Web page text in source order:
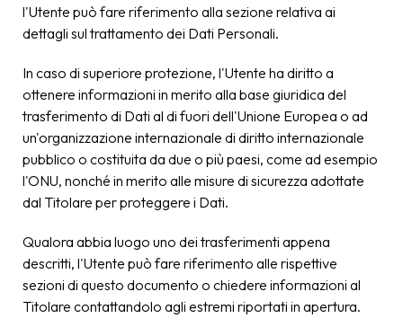
l'Utente può fare riferimento alla sezione relativa ai
dettagli sul trattamento dei Dati Personali.
In caso di superiore protezione, l'Utente ha diritto a
ottenere informazioni in merito alla base giuridica del
trasferimento di Dati al di fuori dell'Unione Europea o ad
un'organizzazione internazionale di diritto internazionale
pubblico o costituita da due o più paesi, come ad esempio
l'ONU, nonché in merito alle misure di sicurezza adottate
dal Titolare per proteggere i Dati.
Qualora abbia luogo uno dei trasferimenti appena
descritti, l'Utente può fare riferimento alle rispettive
sezioni di questo documento o chiedere informazioni al
Titolare contattandolo agli estremi riportati in apertura.